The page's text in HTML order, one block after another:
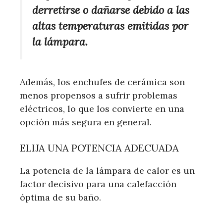
derretirse o dañarse debido a las
altas temperaturas emitidas por
la lámpara.
Además, los enchufes de cerámica son
menos propensos a sufrir problemas
eléctricos, lo que los convierte en una
opción más segura en general.
ELIJA UNA POTENCIA ADECUADA
La potencia de la lámpara de calor es un
factor decisivo para una calefacción
óptima de su baño.